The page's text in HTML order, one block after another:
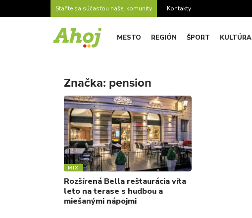
Staňte sa súčasťou našej komunity Kontakty
MESTO REGIÓN ŠPORT KULTÚRA
Značka: pension
MIX
Rozšírená Bella reštaurácia víta
leto na terase s hudbou a
miešanými nápojmi